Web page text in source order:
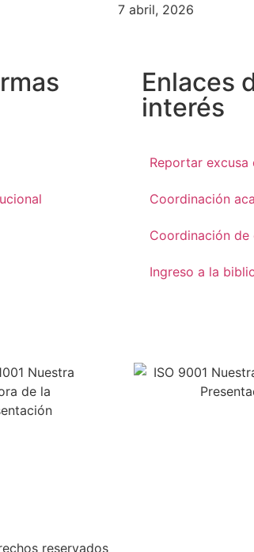
7 abril, 2026
Enlaces
interés
Reportar excusa
Coordinación
Coordinación de
Ingreso a la
reservados